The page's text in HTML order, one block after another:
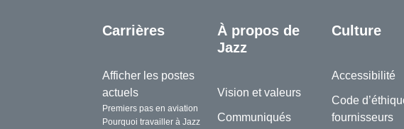
Carrières
Afficher les postes
actuels
Premiers pas en aviation
Pourquoi travailler à Jazz
À propos de
Jazz
Vision et valeurs
Communiqués
Culture
Accessibilité
Code
fournisseurs